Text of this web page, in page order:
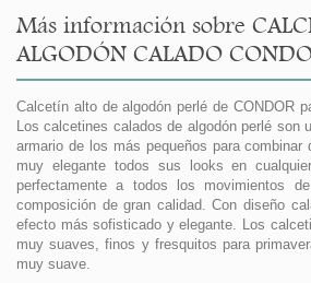
Más información sobre
ALGODÓN CALADO
Calcetín alto de algodón perlé de CONDOR
Los calcetines calados de algodón perlé son
armario de los más pequeños para combinar
muy elegante todos sus looks en
perfectamente a todos los movimientos
composición de gran calidad. Con diseño
efecto más sofisticado y elegante. Los
muy suaves, finos y fresquitos para
muy suave.